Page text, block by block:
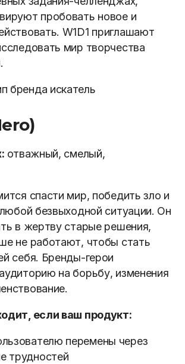
пробовать новое и
W1D1 приглашают
мир творчества
отважный, смелый,
спасти мир, победить зло и
безвыходной ситуации. Он
в жертву старые решения,
не работают, чтобы стать
себя. Бренды-герои
на борьбу, изменения
если ваш продукт:
перемены через
трудностей